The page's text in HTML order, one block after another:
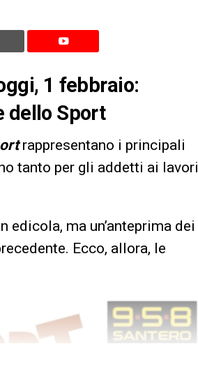
1 febbraio:
dello Sport
rappresentano i principali
tanto per gli addetti ai lavori
ma un’anteprima dei
Ecco, allora, le